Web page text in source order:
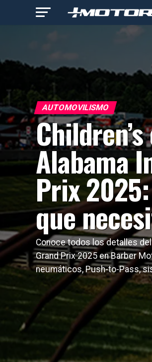
AUTOMOVILISMO
Alabama
Prix
que
Conoce todos los detalles del
Grand Prix 2025 en Barber
neumáticos, Push-to-Pass,